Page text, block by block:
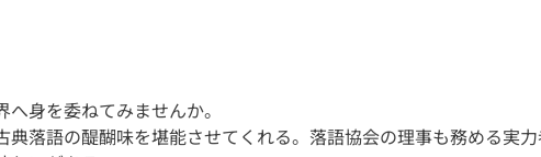
身を委ねてみませんか。
落語の醍醐味を堪能させてくれる。落語協会の理事も務める実